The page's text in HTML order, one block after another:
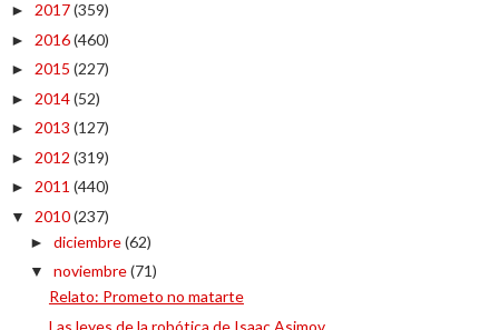
► 2017(359)
► 2016(460)
► 2015 (227)
► 2014(52)
► 2013 (127)
► 2012 (319)
► 2011 (440)
▼ 2010(237)
► diciembre(62)
▼ noviembre(71)
Relato: Prometo no matarte
Las leyes de la robótica de Isaac Asimov